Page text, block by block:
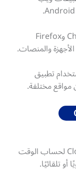
كما تتوفر إضافات للمتصفحات مثل Chrome وFirefox
تطبيق
مواقع مختلفة.
يمكن استخدام المؤقت (Timer) في Clockify لحساب الوقت
تلقائيًا.